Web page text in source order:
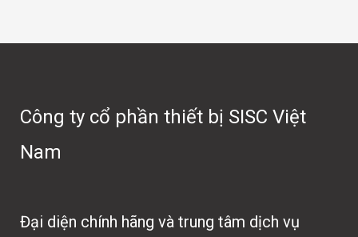
Công ty cổ phần thiết bị SISC Việt
Nam
Đại diện chính hãng và trung tâm dịch vụ